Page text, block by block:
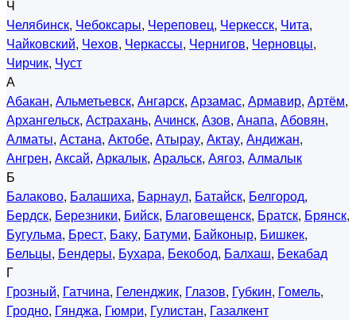
Ч
Челябинск, Чебоксары, Череповец, Черкесск, Чита,
Чайковский, Чехов, Черкассы, Чернигов, Черновцы,
Чирчик, Чуст
А
Абакан, Альметьевск, Ангарск, Арзамас, Армавир, Артём,
Архангельск, Астрахань, Ачинск, Азов, Анапа, Абовян,
Алматы, Астана, Актобе, Атырау, Актау, Андижан,
Ангрен, Аксай, Аркалык, Аральск, Аягоз, Алмалык
Б
Балаково, Балашиха, Барнаул, Батайск, Белгород,
Бердск, Березники, Бийск, Благовещенск, Братск, Брянск,
Бугульма, Брест, Баку, Батуми, Байконыр, Бишкек,
Бельцы, Бендеры, Бухара, Бекобод, Балхаш, Бекабад
Г
Грозный, Гатчина, Геленджик, Глазов, Губкин, Гомель,
Гродно, Гянджа, Гюмри, Гулистан, Газалкент